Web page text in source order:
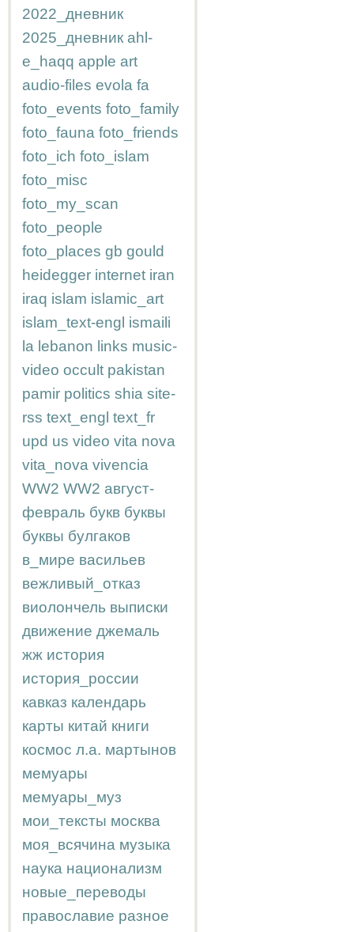
2022_дневник
2025_дневник ahl-
e_haqq apple art
audio-files evola fa
foto_events foto_family
foto_fauna foto_friends
foto_ich foto_islam
foto_misc
foto_my_scan
foto_people
foto_places gb gould
heidegger internet iran
iraq islam islamic_art
islam_text-engl ismaili
la lebanon links music-
video occult pakistan
pamir politics shia site-
rss text_engl text_fr
upd us video vita nova
vita_nova vivencia
WW2 WW2 август-
февраль букв буквы
буквы булгаков
в_мире васильев
вежливый_отказ
виолончель выписки
движение джемаль
жж история
история_россии
кавказ календарь
карты китай книги
космос л.а. мартынов
мемуары
мемуары_муз
мои_тексты москва
моя_всячина музыка
наука национализм
новые_переводы
православие разное